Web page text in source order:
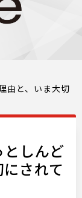
由と、いま大切
しんど
されて